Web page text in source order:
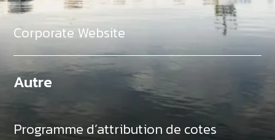
Corporate Website
Autre
Programme d’attribution de cotes